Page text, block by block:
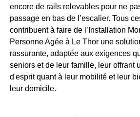
encore de rails relevables pour ne
passage en bas de l’escalier. Tous
contribuent à faire de l’Installation
Personne Agée à Le Thor une
rassurante, adaptée aux exigences
seniors et de leur famille, leur offrant
d'esprit quant à leur mobilité et leur
leur domicile.